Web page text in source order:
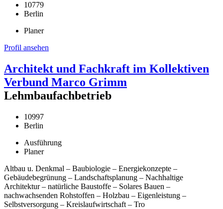
10779
Berlin
Planer
Profil ansehen
Architekt und Fachkraft im Kollektiven
Verbund Marco Grimm
Lehmbaufachbetrieb
10997
Berlin
Ausführung
Planer
Altbau u. Denkmal – Baubiologie – Energiekonzepte –
Gebäudebegrünung – Landschaftsplanung – Nachhaltige
Architektur – natürliche Baustoffe – Solares Bauen –
nachwachsenden Rohstoffen – Holzbau – Eigenleistung –
Selbstversorgung – Kreislaufwirtschaft – Tro